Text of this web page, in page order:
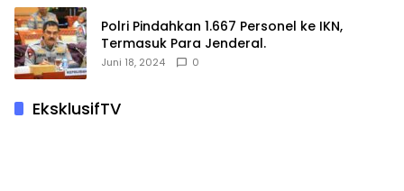
Polri Pindahkan 1.667 Personel ke IKN,
Termasuk Para Jenderal.
Juni 18, 2024 0
EksklusifTV